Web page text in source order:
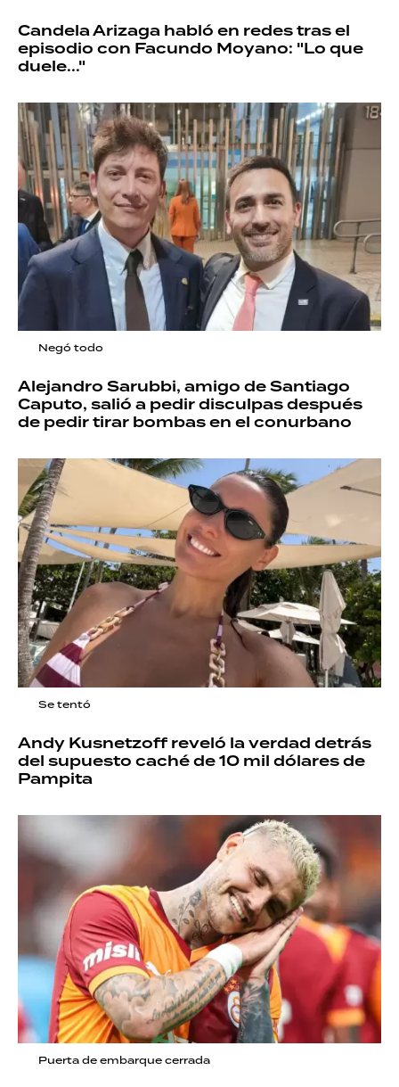
Candela Arizaga habló en redes tras el
episodio con Facundo Moyano: "Lo que
duele..."
Negó todo
Alejandro Sarubbi, amigo de Santiago
Caputo, salió a pedir disculpas después
de pedir tirar bombas en el conurbano
Se tentó
Andy Kusnetzoff reveló la verdad detrás
del supuesto caché de 10 mil dólares de
Pampita
Puerta de embarque cerrada